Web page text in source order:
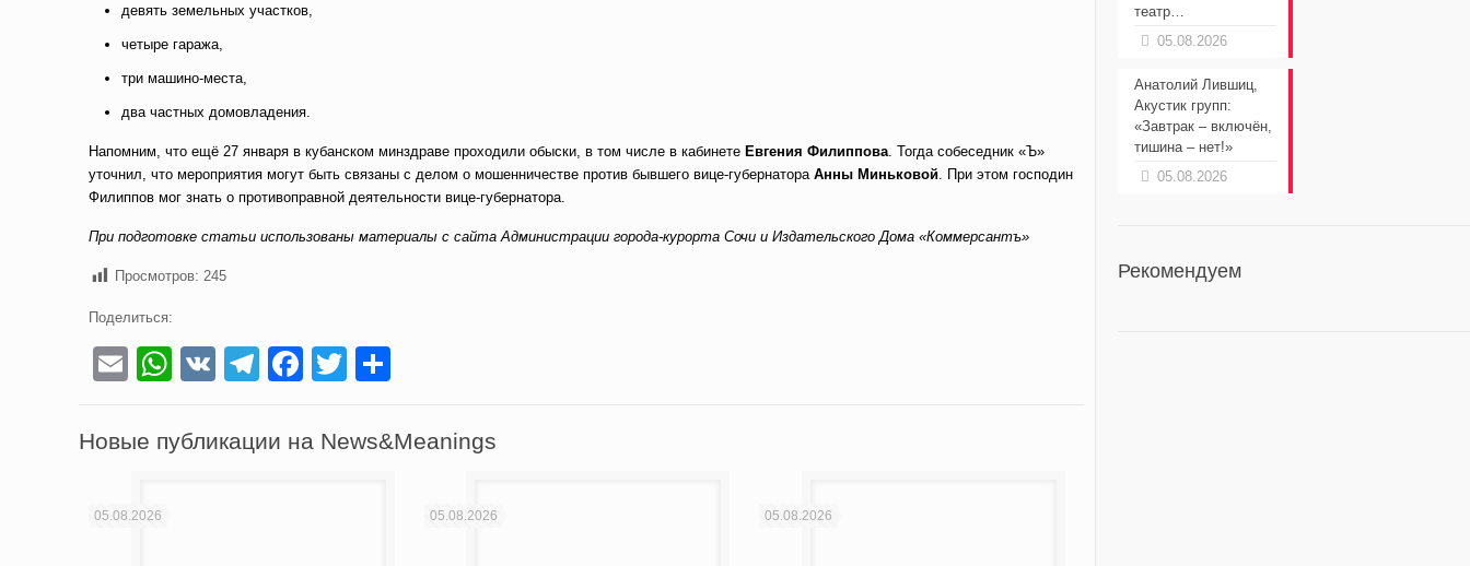
девять земельных участков,
четыре гаража,
три машино-места,
два частных домовладения.
Напомним, что ещё 27 января в кубанском минздраве проходили обыски, в том числе в кабинете Евгения Филиппова. Тогда собеседник «Ъ»
уточнил, что мероприятия могут быть связаны с делом о мошенничестве против бывшего вице-губернатораАнны Миньковой. При этом господин
Филиппов мог знать о противоправной деятельности вице-губернатора.
При подготовке статьи использованы материалы с сайта Администрации города-курорта Сочи и Издательского Дома «Коммерсантъ»
Просмотров: 245
Поделиться:
EmailWhatsApp
VK Telegram
Facebook
Twitter
Новые публикации на News&Meanings
05.08.2026 05.08.2026 05.08.2026
театр…
05.08.2026
Анатолий Лившиц,
Акустик групп:
«Завтрак – включён,
тишина – нет!»
05.08.2026
Рекомендуем